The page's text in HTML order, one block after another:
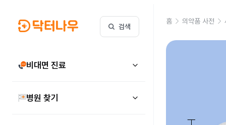
검색
비대면 진료
병원 찾기
홈 의약품 사전